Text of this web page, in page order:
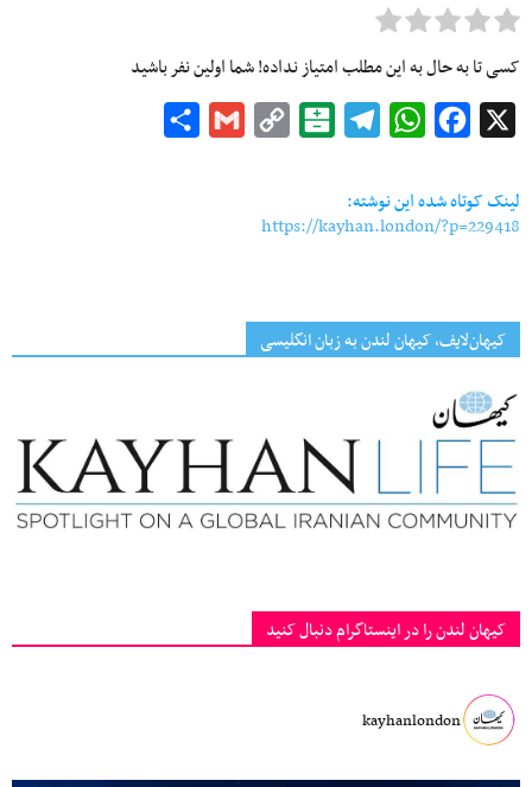
کسی تا به حال به این مطلب امتیاز نداده! شما اولین نفر باشید
Facebook
WhatsApp
Telegram
Balatarin
Copy
Gmail
لینک کوتاه شده این نوشته:
https://kayhan.london/?p=229418
کیهان‌لایف، کیهان لندن به زبان انگلیسی
کیهان لندن را در اینستاگرام دنبال کنید
kayhanlondon